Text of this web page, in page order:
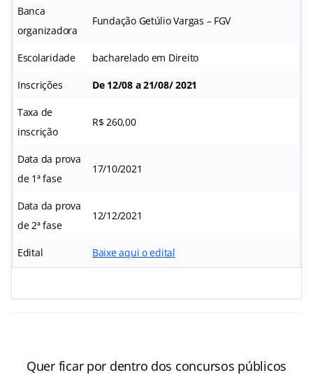
Banca
organizadora
Fundação Getúlio Vargas – FGV
Escolaridade bacharelado em Direito
Inscrições De 12/08 a 21/08/ 2021
Taxa de
inscrição
R$ 260,00
Data da prova
de 1ª fase
17/10/2021
Data da prova
de 2ª fase
12/12/2021
Edital Baixe aqui o edital
Quer ficar por dentro dos concursos públicos